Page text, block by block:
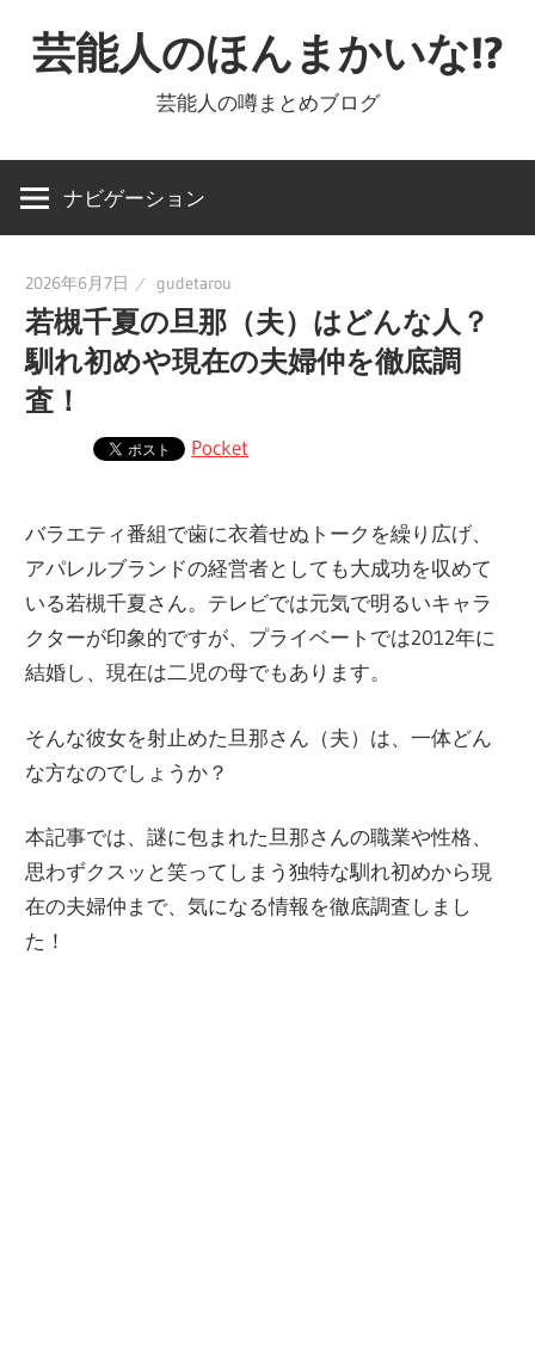
ツ
芸能人のほんまかいな!?
芸能人の噂まとめブログ
ナビゲーション
2026年6月7日 gudetarou
若槻千夏の旦那（夫）はどんな人？
馴れ初めや現在の夫婦仲を徹底調
査！
Pocket
バラエティ番組で歯に衣着せぬトークを繰り広げ、
アパレルブランドの経営者としても大成功を収めて
いる若槻千夏さん。テレビでは元気で明るいキャラ
クターが印象的ですが、プライベートでは2012年に
結婚し、現在は二児の母でもあります。
そんな彼女を射止めた旦那さん（夫）は、一体どん
な方なのでしょうか？
本記事では、謎に包まれた旦那さんの職業や性格、
思わずクスッと笑ってしまう独特な馴れ初めから現
在の夫婦仲まで、気になる情報を徹底調査しまし
た！